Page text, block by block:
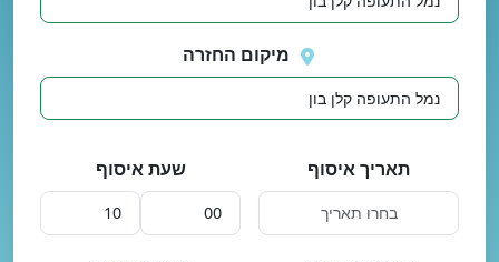
מיקום החזרה
תאריך איסוף שעת איסוף